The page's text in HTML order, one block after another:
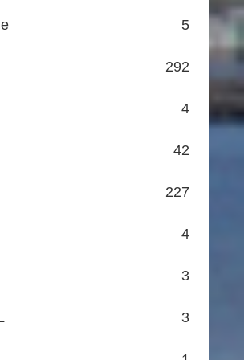
5
292
4
42
227
4
3
3